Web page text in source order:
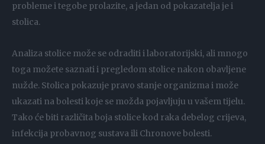
probleme i tegobe prolazite, a jedan od pokazatelja je i
stolica.
Analiza stolice može se odraditi i laboratorijski, ali mnogo
toga možete saznati i pregledom stolice nakon obavljene
nužde. Stolica pokazuje pravo stanje organizma i može
ukazati na bolesti koje se možda pojavljuju u vašem tijelu.
Tako će biti različita boja stolice kod raka debelog crijeva,
infekcija probavnog sustava ili Chronove bolesti.